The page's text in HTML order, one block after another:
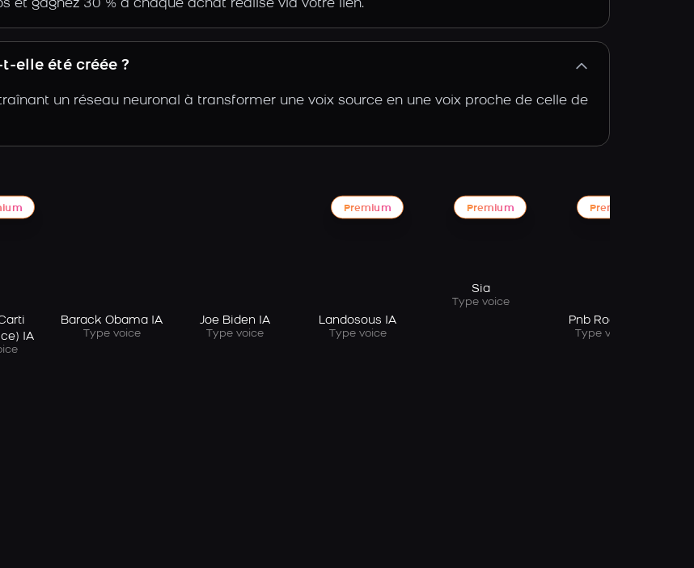
et gagnez 30 % à chaque achat réalisé via votre lien.
elle été créée ?
un réseau neuronal à transformer une voix source en une voix proche de celle de
IA
Barack Obama IA
Type voice
Joe Biden IA
Type voice
Premium
Landosous IA
Type voice
Premium
Sia
Type voice
Premium
Pnb Rock IA
Type voice